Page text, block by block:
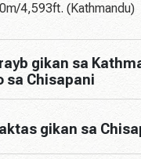
4,593ft. (Kathmandu)
gikan sa
sa Chisapani
gikan sa